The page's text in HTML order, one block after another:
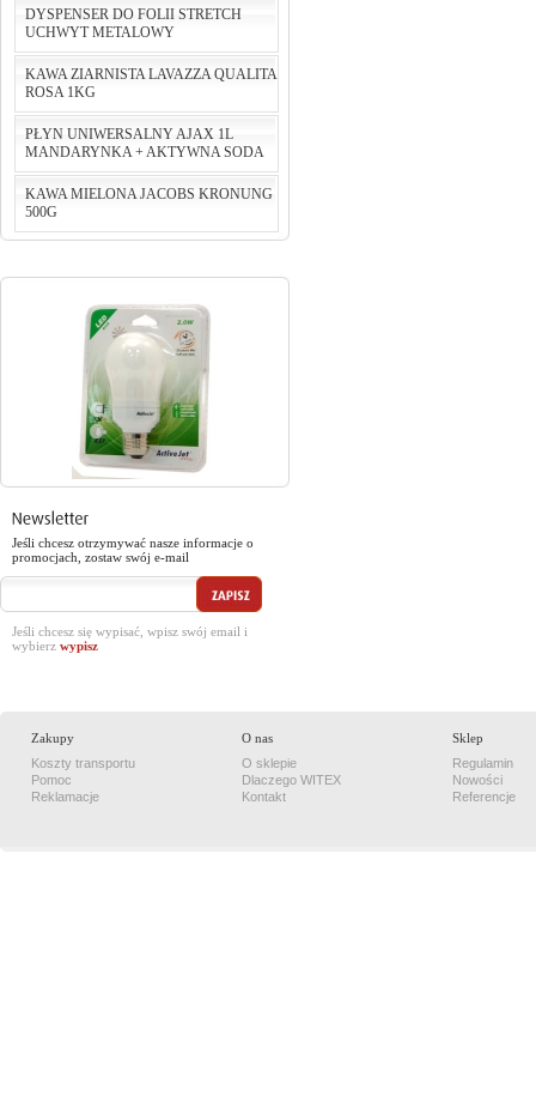
DYSPENSER DO FOLII STRETCH
UCHWYT METALOWY
cena:124,24 PLN
do koszyka
KAWA ZIARNISTA LAVAZZA QUALITA
ROSA 1KG
cena:75,00 PLN
do koszyka
PŁYN UNIWERSALNY AJAX 1L
MANDARYNKA + AKTYWNA SODA
cena:5,46 PLN
KAWA MIELONA JACOBS KRONUNG
500G
do koszyka
Jeśli chcesz otrzymywać nasze informacje o
promocjach, zostaw swój e-mail
Jeśli chcesz się wypisać, wpisz swój email i
wybierz
Zakupy
Koszty transportu
Pomoc
Reklamacje
O nas
O sklepie
Dlaczego WITEX
Kontakt
Sklep
Regulamin
Nowości
Referencje